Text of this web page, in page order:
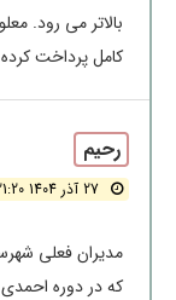
بالاتر می رود.
کامل پرداخت
رحیم
27 آذر 1404 21:20 -
مدیران فعلی
که در دوره